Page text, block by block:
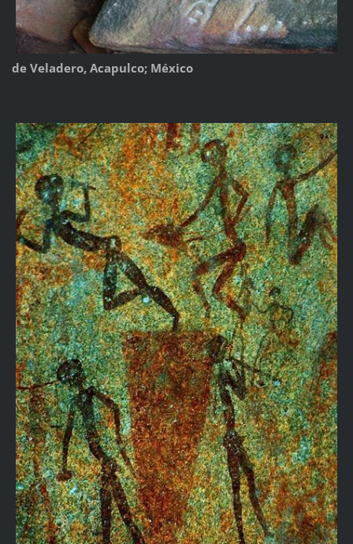
de Veladero, Acapulco; México